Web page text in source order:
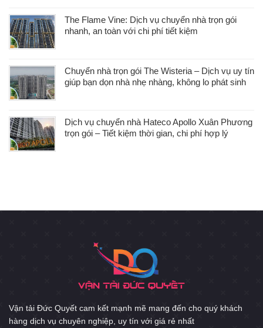
The Flame Vine: Dịch vụ chuyển nhà trọn gói
nhanh, an toàn với chi phí tiết kiệm
Chuyển nhà trọn gói The Wisteria – Dịch vụ uy tín
giúp bạn dọn nhà nhẹ nhàng, không lo phát sinh
Dịch vụ chuyển nhà Hateco Apollo Xuân Phương
trọn gói – Tiết kiệm thời gian, chi phí hợp lý
Vận tải Đức Quyết cam kết mạnh mẽ mang đến cho quý khách
hàng dịch vụ chuyên nghiệp, uy tín với giá rẻ nhất